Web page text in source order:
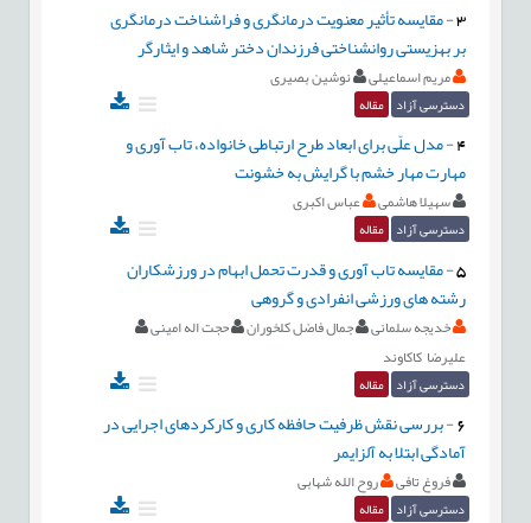
3
-مقایسه تأثیر معنویت درمانگری و فراشناخت درمانگری
بر بهزیستی روانشناختی فرزندان دختر شاهد و ایثارگر
مریم اسماعیلی نوشین بصیری
دسترسی آزاد مقاله
4
-مدل علّی برای ابعاد طرح ارتباطی خانواده، تاب آوری و
مهارت مهار خشم با گرایش به خشونت
سهیلا هاشمی عباس اکبری
دسترسی آزاد مقاله
5
-مقایسه تاب آوری و قدرت تحمل ابهام در ورزشکاران
رشته های ورزشی انفرادی و گروهی
خدیجه سلمانی جمال فاضل کلخوران
حجت اله امینی
علیرضا کاکاوند
دسترسی آزاد مقاله
6
-بررسی نقش ظرفیت حافظه کاری و کارکردهای اجرایی در
آمادگی ابتلا به آلزایمر
فروغ تافی روح الله شهابی
دسترسی آزاد مقاله